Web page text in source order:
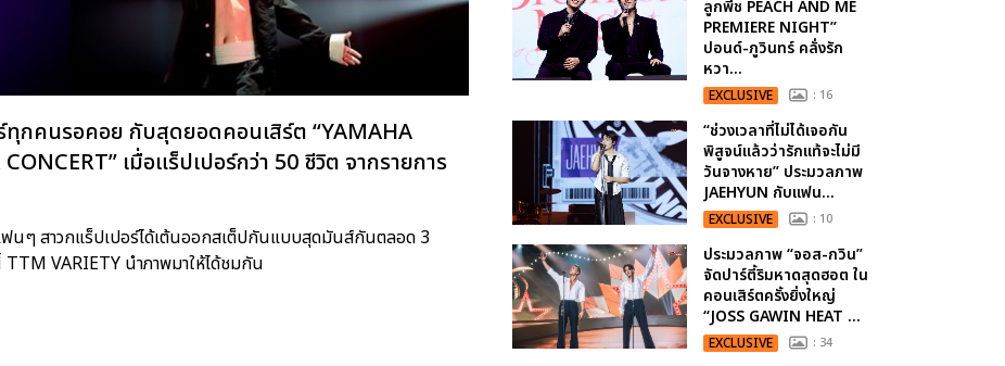
กคนรอคอย กับสุดยอดคอนเสิร์ต “YAMAHA
เมื่อแร็ปเปอร์กว่า 50 ชีวิต จากรายการ
ฟนๆ สาวกแร็ปเปอร์ได้เต้นออกสเต็ปกันแบบสุดมันส์กันตลอด 3
VARIETY นำภาพมาให้ได้ชมกัน
ลูกพีช PEACH AND ME
PREMIERE NIGHT”
ปอนด์-ภูวินทร์ คลั่งรัก
หวา...
EXCLUSIVE : 16
“ช่วงเวลาที่ไม่ได้เจอกัน
พิสูจน์แล้วว่ารักแท้จะไม่มี
วันจางหาย” ประมวลภาพ
JAEHYUN กับแฟน...
EXCLUSIVE : 10
ประมวลภาพ “จอส-กวิน”
จัดปาร์ตี้ริมหาดสุดฮอต ใน
คอนเสิร์ตครั้งยิ่งใหญ่
“JOSS GAWIN HEAT ...
EXCLUSIVE : 34